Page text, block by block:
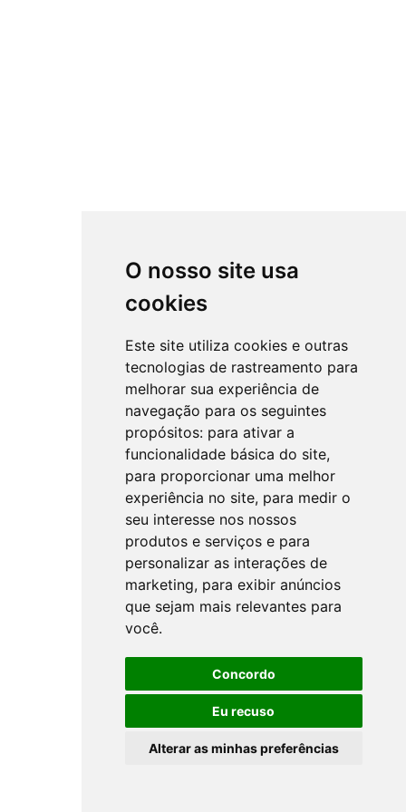
O nosso site usa
cookies
Este site utiliza cookies e outras
tecnologias de rastreamento para
melhorar sua experiência de
navegação para os seguintes
propósitos: para ativar a
funcionalidade básica do site,
para proporcionar uma melhor
experiência no site, para medir o
seu interesse nos nossos
produtos e serviços e para
personalizar as interações de
marketing, para exibir anúncios
que sejam mais relevantes para
você.
Concordo
Eu recuso
Alterar as minhas preferências